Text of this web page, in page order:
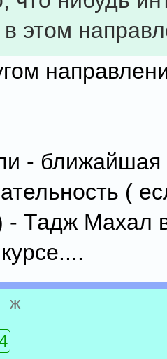
в этом
- ближайшая
(
- Тадж Махал
ж